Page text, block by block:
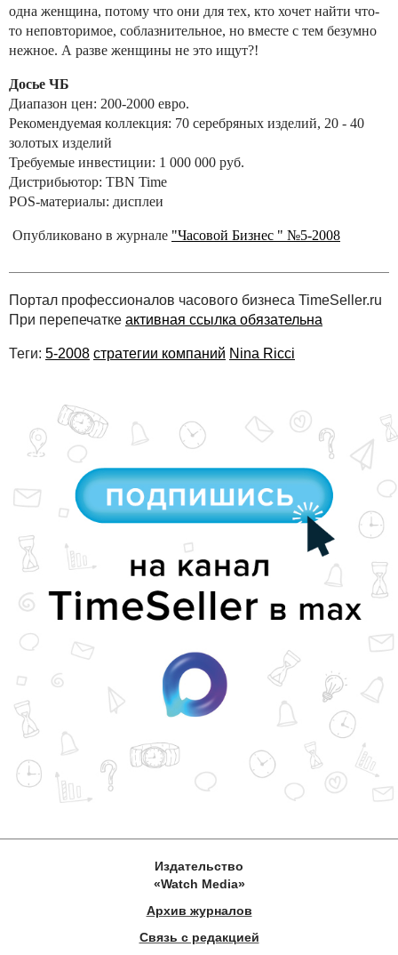
одна женщина, потому что они для тех, кто хочет найти что-
то неповторимое, соблазнительное, но вместе с тем безумно
нежное. А разве женщины не это ищут?!
Досье ЧБ
Диапазон цен: 200-2000 евро.
Рекомендуемая коллекция: 70 серебряных изделий, 20 - 40
золотых изделий
Требуемые инвестиции: 1 000 000 руб.
Дистрибьютор: TBN Time
POS-материалы: дисплеи
Опубликовано в журнале "Часовой Бизнес " №5-2008
Портал профессионалов часового бизнеса TimeSeller.ru
При перепечатке активная ссылка обязательна
Теги: 5-2008 стратегии компаний Nina Ricci
Издательство
«Watch Media»
Архив журналов
Связь с редакцией